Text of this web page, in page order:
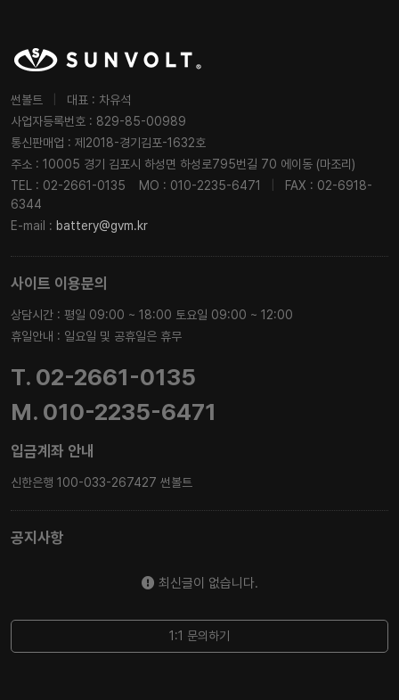
썬볼트
대표 : 차유석
사업자등록번호 : 829-85-00989
통신판매업 : 제2018-경기김포-1632호
주소 : 10005 경기 김포시 하성면 하성로795번길 70 에이동 (마조리)
TEL : 02-2661-0135
MO : 010-2235-6471
FAX : 02-6918-
6344
E-mail : battery@gvm.kr
사이트 이용문의
상담시간 : 평일 09:00 ~ 18:00 토요일 09:00 ~ 12:00
휴일안내 : 일요일 및 공휴일은 휴무
T. 02-2661-0135
M. 010-2235-6471
입금계좌 안내
신한은행 100-033-267427 썬볼트
공지사항
최신글이 없습니다.
1:1 문의하기